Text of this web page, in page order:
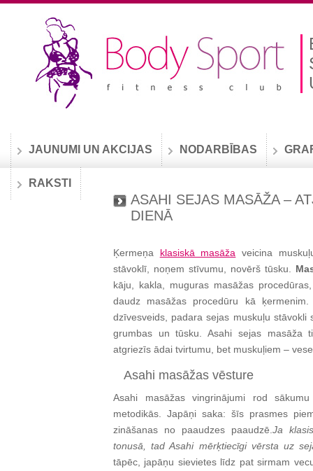
JAUNUMI UN AKCIJAS NODARBĪBAS
RAKSTI
ASAHI SEJAS MASĀŽA –
DIENĀ
Ķermeņa klasiskā masāža veicina
stāvoklī, noņem stīvumu, novērš tūsku.
kāju, kakla, muguras masāžas
daudz masāžas procedūru kā
dzīvesveids, padara sejas muskuļu stāvokli
grumbas un tūsku. Asahi sejas masāža
atgriezīs ādai tvirtumu, bet muskuļiem –
Asahi masāžas vēsture
Asahi masāžas vingrinājumi rod
metodikās. Japāņi saka: šīs prasmes
zināšanas no paaudzes paaudzē. Ja
tonusā, tad Asahi mērķtiecīgi vērsta uz
tāpēc, japāņu sievietes līdz pat sirmam